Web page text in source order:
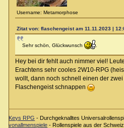
Username: Metamorphose
Zitat von: flaschengeist am 11.11.2023 |
Sehr schön, Glückwunsch .
Hey bei dir fehlt auch nimmer viel!
Erachtens sehr cooles 2W10-RPG
wollt, dann noch schnell einen der
Flaschengeist schnappen
Keys RPG - Durchgeknalltes
vonallmenspiele - Rollenspiele aus der Schweiz